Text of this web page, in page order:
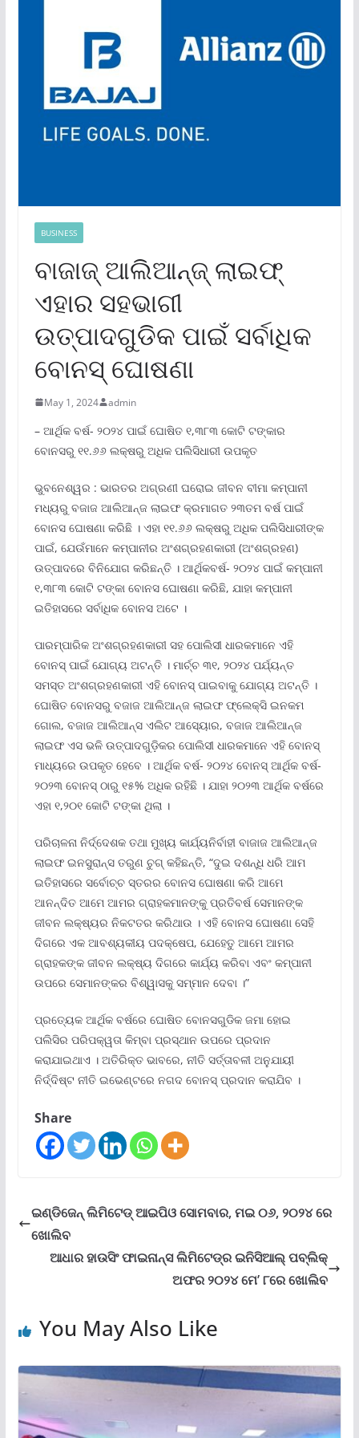
BUSINESS
ବାଜାଜ୍ ଆଲିଆନ୍ଜ୍ ଲାଇଫ୍
ଏହାର ସହଭାଗୀ
ଉତ୍ପାଦଗୁଡିକ ପାଇଁ ସର୍ବାଧିକ
ବୋନସ୍ ଘୋଷଣା
May 1, 2024 admin
– ଆର୍ଥିକ ବର୍ଷ- ୨୦୨୪ ପାଇଁ ଘୋଷିତ ୧,୩୮୩ କୋଟି ଟଙ୍କାର
ବୋନସରୁ ୧୧.୬୬ ଲକ୍ଷରୁ ଅଧିକ ପଲିସିଧାରୀ ଉପକୃତ
ଭୁବନେଶ୍ୱର : ଭାରତର ଅଗ୍ରଣୀ ଘରୋଇ ଜୀବନ ବୀମା କମ୍ପାନୀ
ମଧ୍ୟରୁ ବଜାଜ ଆଲିଆନ୍ଜ ଲାଇଫ କ୍ରମାଗତ ୨୩ତମ ବର୍ଷ ପାଇଁ
ବୋନସ ଘୋଷଣା କରିଛି । ଏହା ୧୧.୬୬ ଲକ୍ଷରୁ ଅଧିକ ପଲିସିଧାରୀଙ୍କ
ପାଇଁ, ଯେଉଁମାନେ କମ୍ପାନୀର ଅଂଶଗ୍ରହଣକାରୀ (ଅଂଶଗ୍ରହଣ)
ଉତ୍ପାଦରେ ବିନିଯୋଗ କରିଛନ୍ତି । ଆର୍ଥିକବର୍ଷ- ୨୦୨୪ ପାଇଁ କମ୍ପାନୀ
୧,୩୮୩ କୋଟି ଟଙ୍କା ବୋନସ ଘୋଷଣା କରିଛି, ଯାହା କମ୍ପାନୀ
ଇତିହାସରେ ସର୍ବାଧିକ ବୋନସ ଅଟେ ।
ପାରମ୍ପାରିକ ଅଂଶଗ୍ରହଣକାରୀ ସହ ପୋଲିସୀ ଧାରକମାନେ ଏହି
ବୋନସ୍ ପାଇଁ ଯୋଗ୍ୟ ଅଟନ୍ତି । ମାର୍ଚ୍ଚ ୩୧, ୨୦୨୪ ପର୍ଯ୍ୟନ୍ତ
ସମସ୍ତ ଅଂଶଗ୍ରହଣକାରୀ ଏହି ବୋନସ୍ ପାଇବାକୁ ଯୋଗ୍ୟ ଅଟନ୍ତି ।
ଘୋଷିତ ବୋନସରୁ ବଜାଜ ଆଲିଆନ୍ଜ ଲାଇଫ ଫ୍ଲେକ୍ସି ଇନକମ
ଗୋଲ, ବଜାଜ ଆଲିଆନ୍ସ ଏଲିଟ ଆସ୍ୟୋର, ବଜାଜ ଆଲିଆନ୍ଜ
ଲାଇଫ ଏସ ଭଳି ଉତ୍ପାଦଗୁଡ଼ିକର ପୋଲିସୀ ଧାରକମାନେ ଏହି ବୋନସ୍
ମାଧ୍ୟରେ ଉପକୃତ ହେବେ । ଆର୍ଥିକ ବର୍ଷ- ୨୦୨୪ ବୋନସ୍ ଆର୍ଥିକ ବର୍ଷ-
୨୦୨୩ ବୋନସ୍ ଠାରୁ ୧୫% ଅଧିକ ରହିଛି । ଯାହା ୨୦୨୩ ଆର୍ଥିକ ବର୍ଷରେ
ଏହା ୧,୨୦୧ କୋଟି ଟଙ୍କା ଥିଲା ।
ପରିଚାଳନା ନିର୍ଦ୍ଦେଶକ ତଥା ମୁଖ୍ୟ କାର୍ଯ୍ୟନିର୍ବାହୀ ବାଜାଜ ଆଲିଆନ୍ଜ
ଲାଇଫ ଇନସୁରାନ୍ସ ତରୁଣ ଚୁଗ୍ କହିଛନ୍ତି, “ଦୁଇ ଦଶନ୍ଧି ଧରି ଆମ
ଇତିହାସରେ ସର୍ବୋଚ୍ଚ ସ୍ତରର ବୋନସ ଘୋଷଣା କରି ଆମେ
ଆନନ୍ଦିତ ଆମେ ଆମର ଗ୍ରାହକମାନଙ୍କୁ ପ୍ରତିବର୍ଷ ସେମାନଙ୍କ
ଜୀବନ ଲକ୍ଷ୍ୟର ନିକଟତର କରିଥାଉ । ଏହି ବୋନସ ଘୋଷଣା ସେହି
ଦିଗରେ ଏକ ଆବଶ୍ୟକୀୟ ପଦକ୍ଷେପ, ଯେହେତୁ ଆମେ ଆମର
ଗ୍ରାହକଙ୍କ ଜୀବନ ଲକ୍ଷ୍ୟ ଦିଗରେ କାର୍ଯ୍ୟ କରିବା ଏବଂ କମ୍ପାନୀ
ଉପରେ ସେମାନଙ୍କର ବିଶ୍ୱାସକୁ ସମ୍ମାନ ଦେବା ।”
ପ୍ରତ୍ୟେକ ଆର୍ଥିକ ବର୍ଷରେ ଘୋଷିତ ବୋନସଗୁଡିକ ଜମା ହୋଇ
ପଲିସିର ପରିପକ୍ୱତା କିମ୍ବା ପ୍ରସ୍ଥାନ ଉପରେ ପ୍ରଦାନ
କରାଯାଇଥାଏ । ଅତିରିକ୍ତ ଭାବରେ, ନୀତି ସର୍ତ୍ତାବଳୀ ଅନୁଯାୟୀ
ନିର୍ଦ୍ଦିଷ୍ଟ ନୀତି ଇଭେଣ୍ଟରେ ନଗଦ ବୋନସ୍ ପ୍ରଦାନ କରାଯିବ ।
Share
ଇଣ୍ଡିଜେନ୍ ଲିମିଟେଡ୍ ଆଇପିଓ ସୋମବାର, ମଇ ୦୬, ୨୦୨୪ ରେ
ଖୋଲିବ
ଆଧାର ହାଉସିଂ ଫାଇନାନ୍ସ ଲିମିଟେଡ୍‌ର ଇନିସିଆଲ୍ ପବ୍ଲିକ୍
ଅଫର ୨୦୨୪ ମେ’ ୮ରେ ଖୋଲିବ
You May Also Like